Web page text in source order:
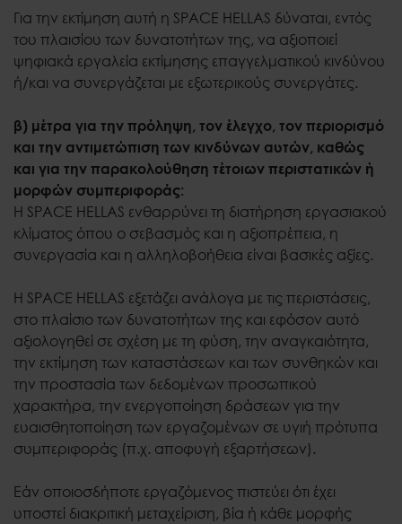
Για την εκτίμηση αυτή η SPACE HELLAS δύναται, εντός
του πλαισίου των δυνατοτήτων της, να αξιοποιεί
ψηφιακά εργαλεία εκτίμησης επαγγελματικού κινδύνου
ή/και να συνεργάζεται με εξωτερικούς συνεργάτες.
β) μέτρα για την πρόληψη, τον έλεγχο, τον περιορισμό
και την αντιμετώπιση των κινδύνων αυτών, καθώς
και για την παρακολούθηση τέτοιων περιστατικών ή
μορφών συμπεριφοράς:
Η SPACE HELLAS ενθαρρύνει τη διατήρηση εργασιακού
κλίματος όπου ο σεβασμός και η αξιοπρέπεια, η
συνεργασία και η αλληλοβοήθεια είναι βασικές αξίες.
Η SPACE HELLAS εξετάζει ανάλογα με τις περιστάσεις,
στο πλαίσιο των δυνατοτήτων της και εφόσον αυτό
αξιολογηθεί σε σχέση με τη φύση, την αναγκαιότητα,
την εκτίμηση των καταστάσεων και των συνθηκών και
την προστασία των δεδομένων προσωπικού
χαρακτήρα, την ενεργοποίηση δράσεων για την
ευαισθητοποίηση των εργαζομένων σε υγιή πρότυπα
συμπεριφοράς (π.χ. αποφυγή εξαρτήσεων).
Εάν οποιοσδήποτε εργαζόμενος πιστεύει ότι έχει
υποστεί διακριτική μεταχείριση, βία ή κάθε μορφής